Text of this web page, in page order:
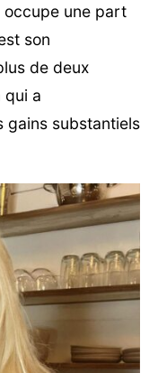
occupe une part
son
de deux
qui a
gains substantiels